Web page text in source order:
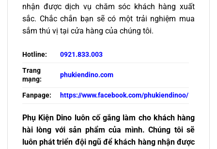
nhận được dịch vụ chăm sóc khách hàng xuất
sắc. Chắc chắn bạn sẽ có một trải nghiệm mua
sắm thú vị tại cửa hàng của chúng tôi.
Hotline:
0921.833.003
Trang
mạng:
phukiendino.com
Fanpage: https://www.facebook.com/phukiendinoo/
Phụ Kiện Dino luôn cố gắng làm cho khách hàng
hài lòng với sản phẩm của mình. Chúng tôi sẽ
luôn phát triển đội ngũ để khách hàng nhận được